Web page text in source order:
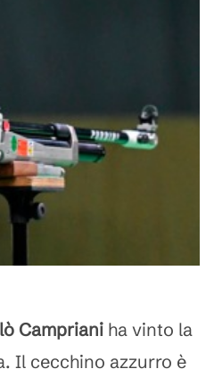
Campriani ha vinto la
Il cecchino azzurro è